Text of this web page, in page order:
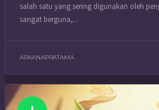
salah satu yang sering digunakan oleh
sangat berguna,...
ARKANAPRATAMA